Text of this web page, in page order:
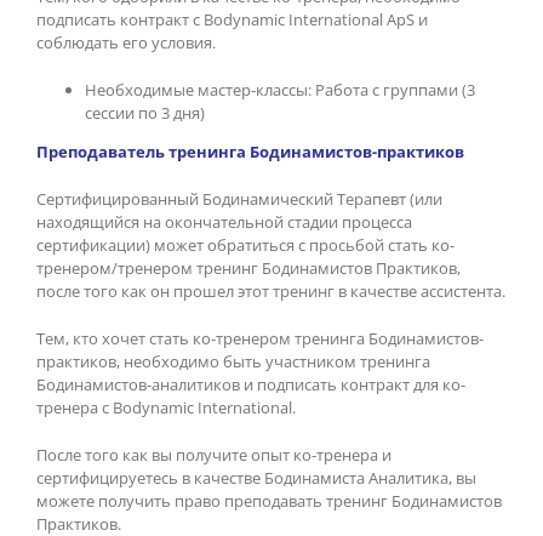
подписать контракт с Bodynamic International ApS и
соблюдать его условия.
Необходимые мастер-классы: Работа с группами (3
сессии по 3 дня)
Преподаватель тренинга Бодинамистов-практиков
Сертифицированный Бодинамический Терапевт (или
находящийся на окончательной стадии процесса
сертификации) может обратиться с просьбой стать ко-
тренером/тренером тренинг Бодинамистов Практиков,
после того как он прошел этот тренинг в качестве ассистента.
Тем, кто хочет стать ко-тренером тренинга Бодинамистов-
практиков, необходимо быть участником тренинга
Бодинамистов-аналитиков и подписать контракт для ко-
тренера с Bodynamic International.
После того как вы получите опыт ко-тренера и
сертифицируетесь в качестве Бодинамиста Аналитика, вы
можете получить право преподавать тренинг Бодинамистов
Практиков.